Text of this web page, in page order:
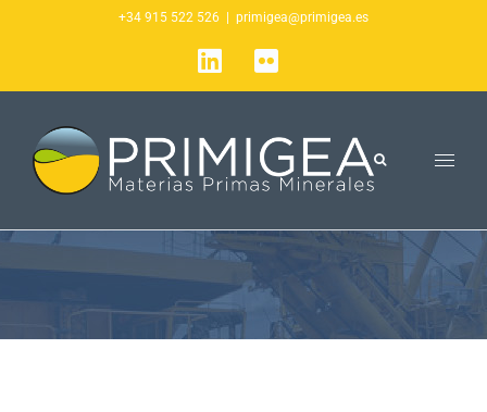
+34 915 522 526 primigea@primigea.es
LinkedIn
Flickr